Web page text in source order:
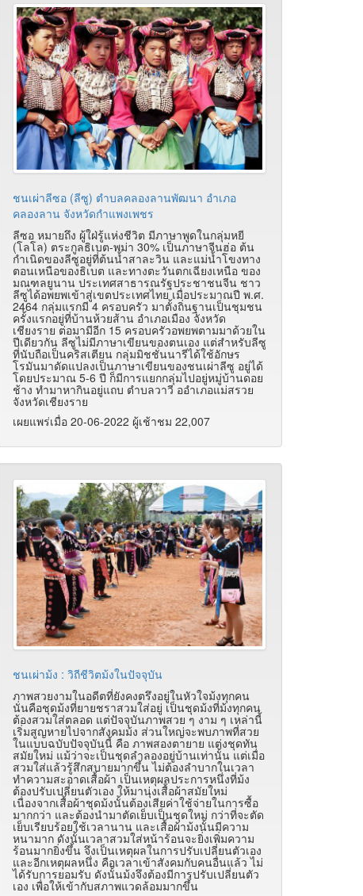
ชนเผ่าลีซอ (ลีซู) ตำบลคลองลานพัฒนา อำเภอ
คลองลาน จังหวัดกำแพงเพชร
ลีซอ หมายถึง ผู้ใฝ่รู้แห่งชีวิต มีภาษาพูดในกลุ่มหยี
(โลโล) ตระกูลธิเบต-พม่า 30% เป็นภาษาจีนฮ่อ ต้น
กำเนิดของลีซูอยู่ที่ต้นน้ำสาละวิน และแม่น้ำโขงทาง
ตอนเหนือของธิเบต และทางตะวันตกเฉียงเหนือ ของ
มณฑลยูนาน ประเทศสาธารณรัฐประชาชนจีน ชาว
ลีซูได้อพยพเข้าสู่เขตประเทศไทย เมื่อประมาณปี พ.ศ.
2464 กลุ่มแรกมี 4 ครอบครัว มาตั้งถิ่นฐานเป็นชุมชน
ครั้งแรกอยู่ที่บ้านห้วยส้าน อำเภอเมือง จังหวัด
เชียงราย ต่อมามีอีก 15 ครอบครัวอพยพตามมาด้วยใน
ปีเดียวกัน ลีซูไม่มีภาษาเขียนของตนเอง แต่สำหรับลีซู
ที่นับถือเป็นคริสเตียน กลุ่มมิชชั่นนารีได้ใช้อักษร
โรมันมาดัดแปลงเป็นภาษาเขียนของชนเผ่าลีซู อยู่ได้
โดยประมาณ 5-6 ปี ก็มีการแยกกลุ่มไปอยู่หมู่บ้านดอย
ช้าง ทำมาหากินอยู่แถบ ตำบลวาวี ออำเภอแม่สรวย
จังหวัดเชียงราย
เผยแพร่เมื่อ 20-06-2022 ผู้เช้าชม 22,007
ชนเผ่าม้ง : วิถีชีวิตม้งในปัจจุบัน
ภาพสวยงามในอดีตที่ยังคงตรึงอยู่ในหัวใจม้งทุกคน
นั่นคือชุดม้งที่ยายชราสวมใส่อยู่ เป็นชุดม้งที่ม้งทุกคน
ต้องสวมใส่ตลอด แต่ปัจจุบันภาพสวย ๆ งาม ๆ เหล่านี้
เริ่มสูญหายไปจากสังคมม้ง ส่วนใหญ่จะพบภาพที่สวย
ในแบบฉบับปัจจุบันนี้ คือ ภาพสองตายาย แต่งชุดทัน
สมัยใหม่ แม้ว่าจะเป็นชุดลำลองอยู่บ้านเท่านั้น แต่เมื่อ
สวมใส่แล้วรู้สึกสบายมากขึ้น ไม่ต้องลำบากในเวลา
ทำความสะอาดเสื้อผ้า เป็นเหตุผลประการหนึ่งที่ม้ง
ต้องปรับเปลี่ยนตัวเอง ให้มานุ่งเสื้อผ้าสมัยใหม่
เนื่องจากเสื้อผ้าชุดม้งนั้นต้องเสียค่าใช้จ่ายในการซื้อ
มากกว่า และต้องนำมาตัดเย็บเป็นชุดใหม่ กว่าที่จะตัด
เย็บเรียบร้อยใช้เวลานาน และเสื้อผ้าม้งนั้นมีความ
หนามาก ดังนั้นเวลาสวมใส่หน้าร้อนจะยิ่งเพิ่มความ
ร้อนมากยิ่งขึ้น จึงเป็นเหตุผลในการปรับเปลี่ยนตัวเอง
และอีกเหตุผลหนึ่ง คือเวลาเข้าสังคมกับคนอื่นแล้ว ไม่
ได้รับการยอมรับ ดังนั้นม้งจึงต้องมีการปรับเปลี่ยนตัว
เอง เพื่อให้เข้ากับสภาพแวดล้อมมากขึ้น